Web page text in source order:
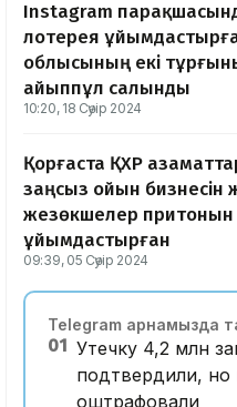
Instagram
лотерея
облысының екі
айыппұл салынды
10:20, 18 Сәуір 2024
Қорғаста ҚХР
заңсыз ойын бизнесін
жезөкшелер притонын
ұйымдастырған
09:39, 05 Сәуір 2024
Telegram арнамызда
01 Утечку 4,2 млн
подтвердили,
оштрафовали